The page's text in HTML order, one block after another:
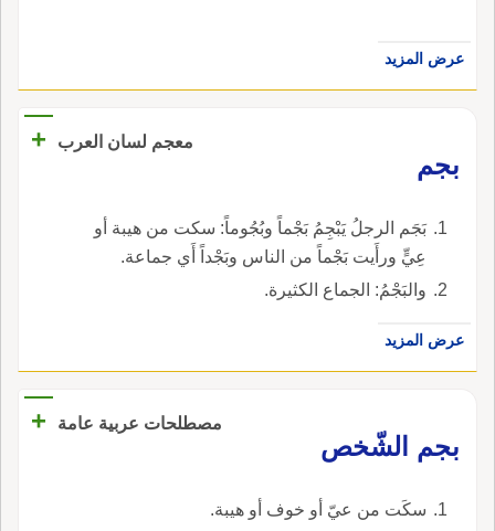
عرض المزيد
معجم لسان العرب
+
بجم
بَجَم الرجلُ يَبْجِمُ بَجْماً وبُجُوماً: سكت من هيبة أو
عِيٍّ ورأَيت بَجْماً من الناس وبَجْداً أَي جماعة.
والبَجْمُ: الجماع الكثيرة.
عرض المزيد
مصطلحات عربية عامة
+
بجم الشّخص
سكَت من عيّ أو خوف أو هيبة.